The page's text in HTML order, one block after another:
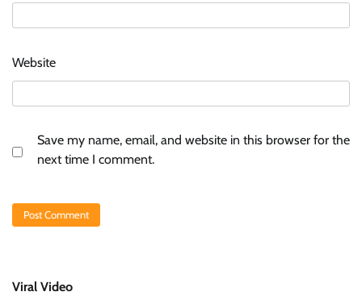
Website
Save my name, email, and website in this browser for the
next time I comment.
Viral Video